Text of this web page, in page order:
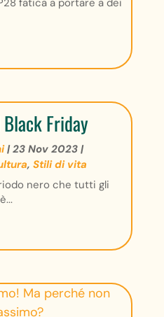
fatica a portare a dei
Friday
|23 Nov 2023|
, Stili di vita
nero che tutti gli